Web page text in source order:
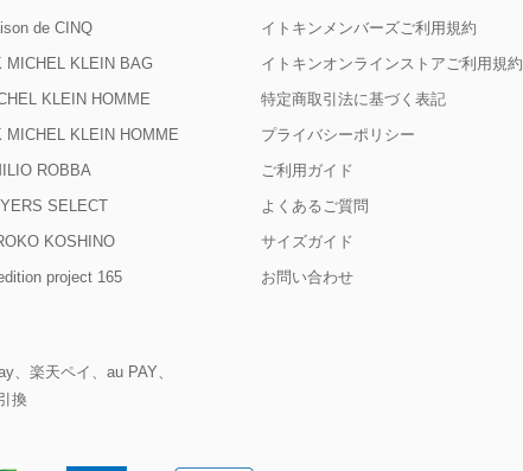
de CINQ
MICHEL KLEIN BAG
KLEIN HOMME
MICHEL KLEIN HOMME
ROBBA
SELECT
KOSHINO
project 165
、楽天ペイ、au PAY、
換
イトキンメンバーズご利用規約
イトキンオンラインストアご利用規約
特定商取引法に基づく表記
プライバシーポリシー
ご利用ガイド
よくあるご質問
サイズガイド
お問い合わせ